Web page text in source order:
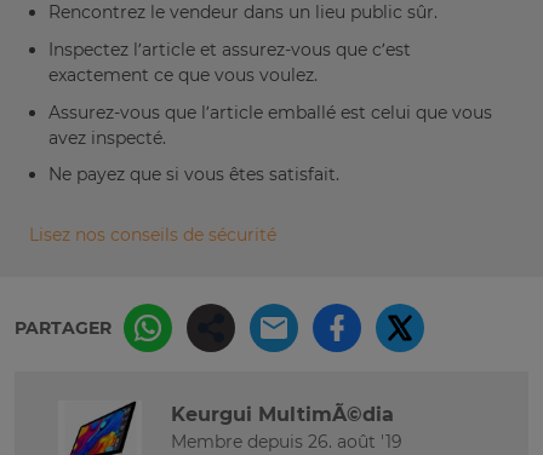
Rencontrez le vendeur dans un lieu public sûr.
Inspectez l’article et assurez-vous que c’est
exactement ce que vous voulez.
Assurez-vous que l’article emballé est celui que vous
avez inspecté.
Ne payez que si vous êtes satisfait.
Lisez nos conseils de sécurité
PARTAGER
Keurgui MultimÃ©dia
Membre depuis 26. août '19